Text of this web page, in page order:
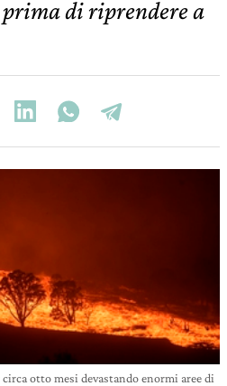
prima di riprendere a
otto mesi devastando enormi aree di